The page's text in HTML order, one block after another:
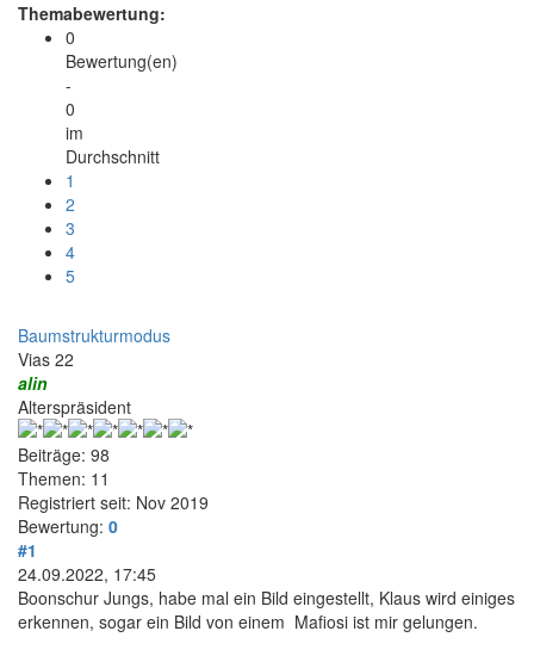
Themabewertung:
0
Bewertung(en)
-
0
im
Durchschnitt
1
2
3
4
5
Baumstrukturmodus
Vias 22
alin
Alterspräsident
Beiträge: 98
Themen: 11
Registriert seit: Nov 2019
Bewertung: 0
#1
24.09.2022, 17:45
Boonschur Jungs, habe mal ein Bild eingestellt, Klaus wird einiges
erkennen, sogar ein Bild von einem Mafiosi ist mir gelungen.